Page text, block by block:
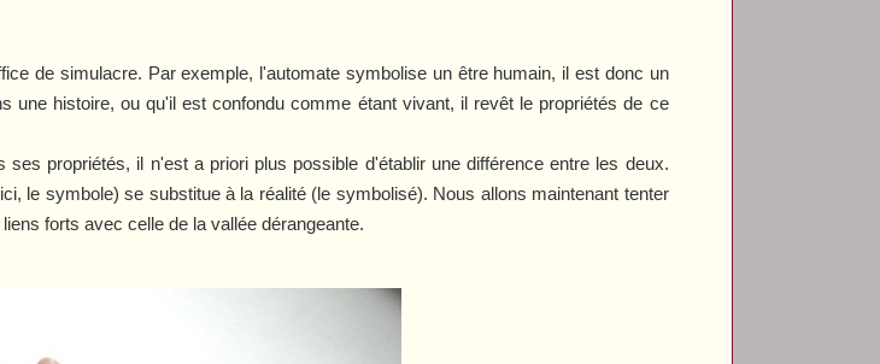
de simulacre. Par exemple, l'automate symbolise un être humain, il est donc un
une histoire, ou qu'il est confondu comme étant vivant, il revêt le propriétés de ce
propriétés, il n'est a priori plus possible d'établir une différence entre les deux.
le symbole) se substitue à la réalité (le symbolisé). Nous allons maintenant tenter
forts avec celle de la vallée dérangeante.